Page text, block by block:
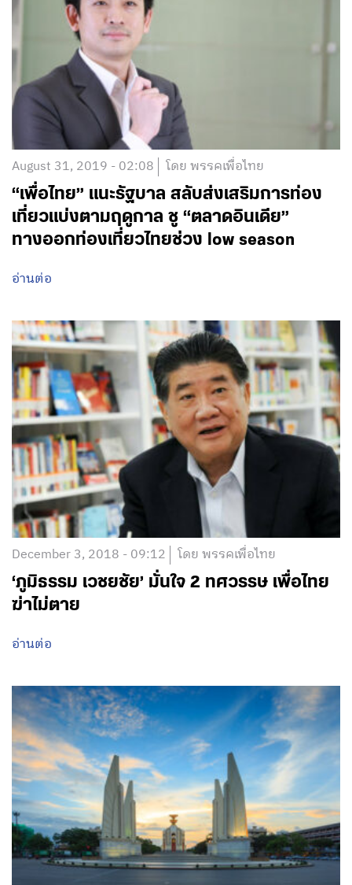
ประเทศตกต่ำ
อ่านต่อ
August 31, 2019 - 02:08 โดย พรรคเพื่อไทย
“เพื่อไทย” แนะรัฐบาล สลับส่งเสริมการท่อง
เที่ยวแบ่งตามฤดูกาล ชู “ตลาดอินเดีย”
ทางออกท่องเที่ยวไทยช่วง low season
อ่านต่อ
December 3, 2018 - 09:12 โดย พรรคเพื่อไทย
‘ภูมิธรรม เวชยชัย’ มั่นใจ 2 ทศวรรษ เพื่อไทย
ฆ่าไม่ตาย
อ่านต่อ